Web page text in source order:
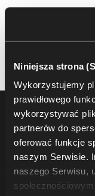
Niniejsza strona
Wykorzystujemy
prawidłowego
wykorzystywać
partnerów do
oferować funkcje
naszym Serwisie.
naszego Serwisu,
Footer
Produkty
Fotele i krzesła
Trybuny i
Krzesła i fotele